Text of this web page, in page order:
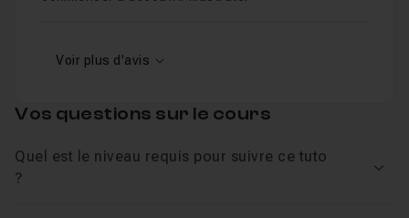
Voir plus d'avis
Vos questions sur le cours
Quel est le niveau requis pour suivre ce tuto
?